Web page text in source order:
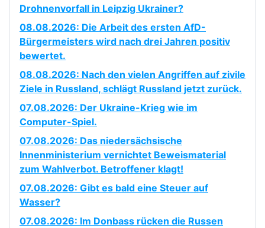
Drohnenvorfall in Leipzig Ukrainer?
08.08.2026: Die Arbeit des ersten AfD-
Bürgermeisters wird nach drei Jahren positiv
bewertet.
08.08.2026: Nach den vielen Angriffen auf zivile
Ziele in Russland, schlägt Russland jetzt zurück.
07.08.2026: Der Ukraine-Krieg wie im
Computer-Spiel.
07.08.2026: Das niedersächsische
Innenministerium vernichtet Beweismaterial
zum Wahlverbot. Betroffener klagt!
07.08.2026: Gibt es bald eine Steuer auf
Wasser?
07.08.2026: Im Donbass rücken die Russen